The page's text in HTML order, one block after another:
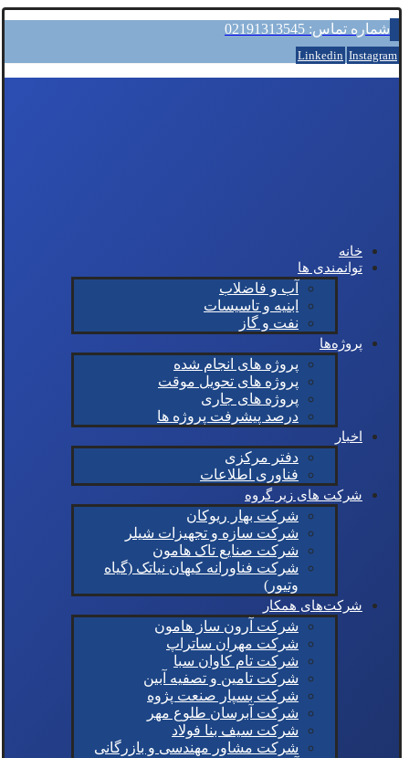
شماره تماس: 02191313545
Linkedin Instagram
خانه
توانمندی ها
آب و فاضلاب
ابنیه و تاسیسات
نفت و گاز
پروژه‌ها
پروژه های انجام شده
پروژه های تحویل موقت
پروژه های جاری
درصد پیشرفت پروژه ها
اخبار
دفتر مرکزی
فناوری اطلاعات
شرکت های زیر گروه
شرکت بهار ریوکان
شرکت سازه و تجهیزات شیلر
شرکت صنایع تاک هامون
شرکت فناورانه کیهان نیاتک (گیاه
وتیور)
شرکت‌های همکار
شرکت آرون ساز هامون
شرکت مهران ساتراپ
شرکت تام کاوان سبا
شرکت تامین و تصفیه آبین
شرکت بسپار صنعت پژوه
شرکت آبرسان طلوع مهر
شرکت سیف بنا فولاد
شرکت مشاور مهندسی و بازرگانی